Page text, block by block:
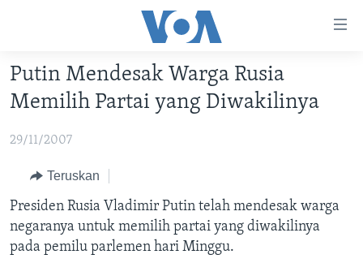
Akses
Lanjut
ke
Konten
Lanjut
Navigasi
Utama
Lanjut
VIDEO
POLYGRAPH
DAFTAR PROGRAM
Learning English
Putin Mendesak Warga Rusia
Memilih Partai yang Diwakilinya
29/11/2007
Teruskan
Presiden Rusia Vladimir Putin telah mendesak warga
negaranya untuk memilih partai yang diwakilinya
pada pemilu parlemen hari Minggu.